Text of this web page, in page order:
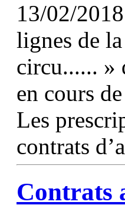
13/02/
lignes de
circu...... »
en cours
Les
contrats
Contrats